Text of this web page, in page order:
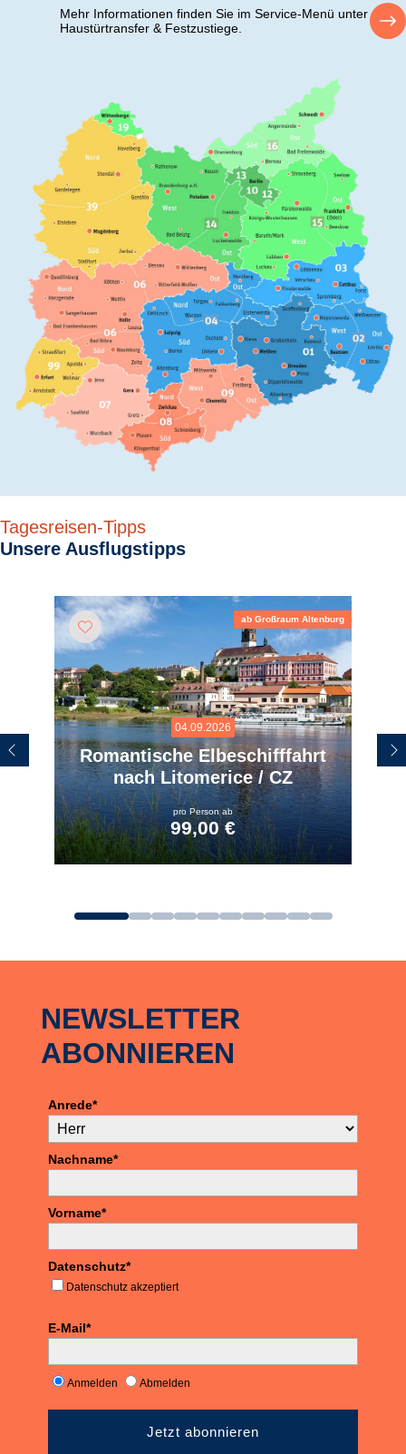
Mehr Informationen finden Sie im Service-Menü unter
Haustürtransfer & Festzustiege.
Tagesreisen-Tipps
Unsere Ausflugstipps
ab Großraum Altenburg
04.09.2026
Romantische Elbeschifffahrt
nach Litomerice / CZ
pro Person ab
99,00 €
NEWSLETTER
ABONNIEREN